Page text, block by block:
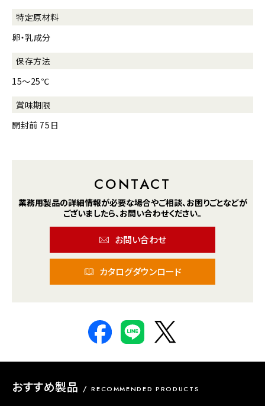
特定原材料
卵・乳成分
保存方法
15～25℃
賞味期限
開封前 75日
CONTACT
業務用製品の詳細情報が必要な場合やご相談、お困りごとなどが
ございましたら、お問い合わせください。
お問い合わせ
カタログダウンロード
おすすめ製品 RECOMMENDED PRODUCTS